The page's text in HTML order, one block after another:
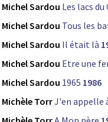
Michel Sardou Les lacs
Michel Sardou Tous les
Michel Sardou Il était là
Michel Sardou Etre une
Michel Sardou 1965 1986
Michèle TorrJ'en appelle